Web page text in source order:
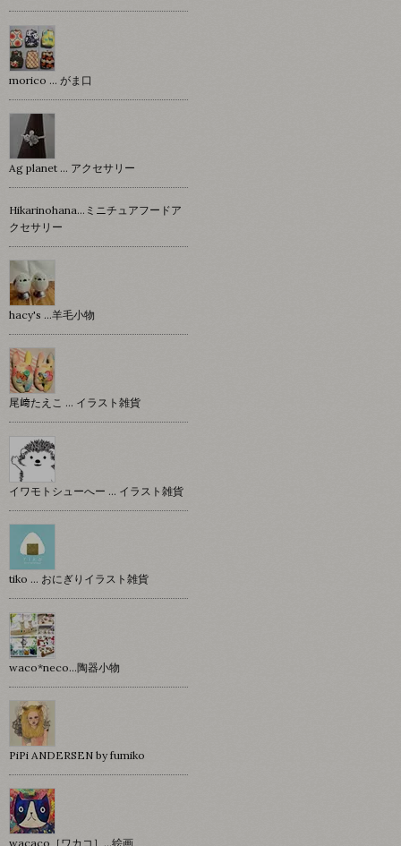
morico … がま口
Ag planet … アクセサリー
Hikarinohana…ミニチュアフードア
クセサリー
hacy's …羊毛小物
尾﨑たえこ … イラスト雑貨
イワモトシューへー … イラスト雑貨
tiko … おにぎりイラスト雑貨
waco*neco...陶器小物
PiPi ANDERSEN by fumiko
wacaco［ワカコ］…絵画